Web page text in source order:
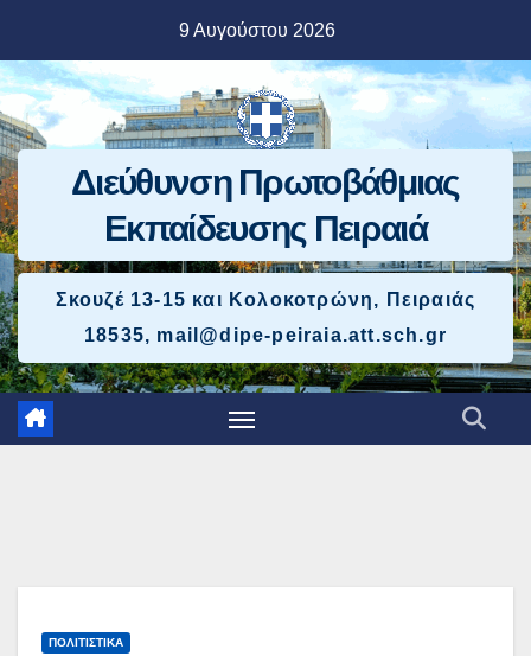
περιεχόμενο
9 Αυγούστου 2026
Διεύθυνση Πρωτοβάθμιας
Εκπαίδευσης Πειραιά
Σκουζέ 13-15 και Κολοκοτρώνη, Πειραιάς
18535, mail@dipe-peiraia.att.sch.gr
ΠΟΛΙΤΙΣΤΙΚΆ